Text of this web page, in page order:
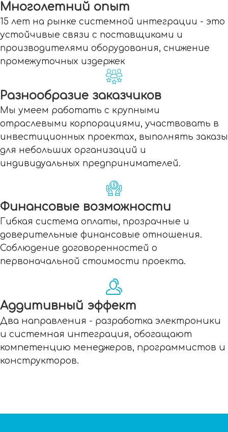
Многолетний опыт
15 лет на рынке системной интеграции - это
устойчивые связи с поставщиками и
производителями оборудования, снижение
промежуточных издержек
Разнообразие заказчиков
Мы умеем работать с крупными
отраслевыми корпорациями, участвовать в
инвестиционных проектах, выполнять заказы
для небольших организаций и
индивидуальных предпринимателей.
Финансовые возможности
Гибкая система оплаты, прозрачные и
доверительные финансовые отношения.
Соблюдение договоренностей о
первоначальной стоимости проекта.
Аддитивный эффект
Два направления - разработка электроники
и системная интеграция, обогащают
компетенцию менеджеров, программистов и
конструкторов.